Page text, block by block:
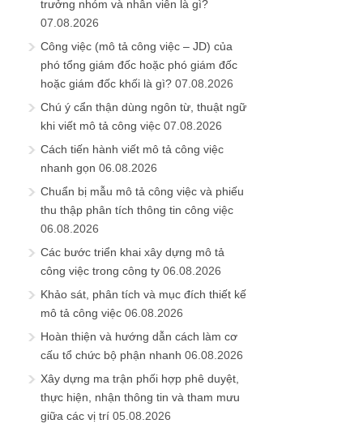
trưởng nhóm và nhân viên là gì?
07.08.2026
Công việc (mô tả công việc – JD) của
phó tổng giám đốc hoặc phó giám đốc
hoặc giám đốc khối là gì? 07.08.2026
Chú ý cẩn thận dùng ngôn từ, thuật ngữ
khi viết mô tả công việc 07.08.2026
Cách tiến hành viết mô tả công việc
nhanh gọn 06.08.2026
Chuẩn bị mẫu mô tả công việc và phiếu
thu thập phân tích thông tin công việc
06.08.2026
Các bước triển khai xây dựng mô tả
công việc trong công ty 06.08.2026
Khảo sát, phân tích và mục đích thiết kế
mô tả công việc 06.08.2026
Hoàn thiện và hướng dẫn cách làm cơ
cấu tổ chức bộ phận nhanh 06.08.2026
Xây dựng ma trận phối hợp phê duyệt,
thực hiện, nhận thông tin và tham mưu
giữa các vị trí 05.08.2026